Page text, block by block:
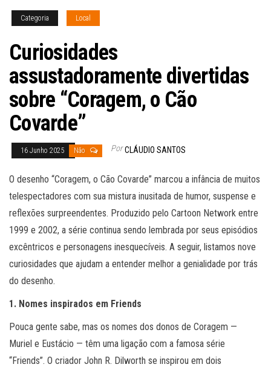
Categoria Local
Curiosidades
assustadoramente divertidas
sobre “Coragem, o Cão
Covarde”
16 Junho 2025 Não Por CLÁUDIO SANTOS
O desenho “Coragem, o Cão Covarde” marcou a infância de muitos
telespectadores com sua mistura inusitada de humor, suspense e
reflexões surpreendentes. Produzido pelo Cartoon Network entre
1999 e 2002, a série continua sendo lembrada por seus episódios
excêntricos e personagens inesquecíveis. A seguir, listamos nove
curiosidades que ajudam a entender melhor a genialidade por trás
do desenho.
1. Nomes inspirados em Friends
Pouca gente sabe, mas os nomes dos donos de Coragem —
Muriel e Eustácio — têm uma ligação com a famosa série
“Friends”. O criador John R. Dilworth se inspirou em dois